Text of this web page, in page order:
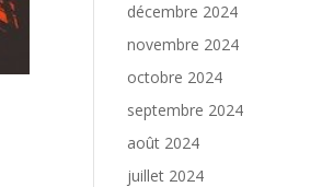
décembre 2024
novembre 2024
octobre 2024
septembre 2024
août 2024
juillet 2024